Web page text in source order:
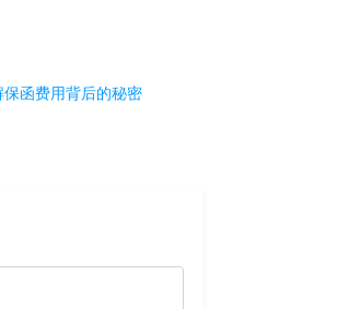
保函费用背后的秘密